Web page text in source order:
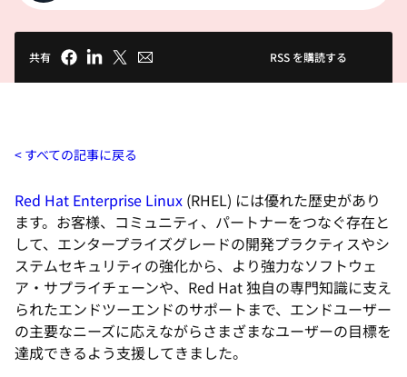
共有 RSS を購読する
すべての記事に戻る
Red Hat Enterprise Linux (RHEL) には優れた歴史があり
ます。お客様、コミュニティ、パートナーをつなぐ存在と
して、エンタープライズグレードの開発プラクティスやシ
ステムセキュリティの強化から、より強力なソフトウェ
ア・サプライチェーンや、Red Hat 独自の専門知識に支え
られたエンドツーエンドのサポートまで、エンドユーザー
の主要なニーズに応えながらさまざまなユーザーの目標を
達成できるよう支援してきました。